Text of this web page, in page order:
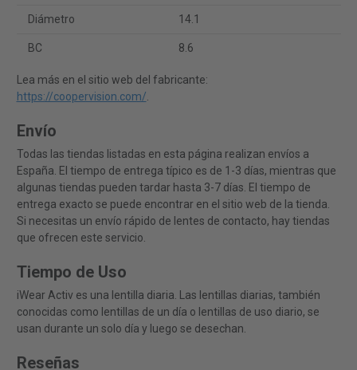
Diámetro 14.1
BC 8.6
Lea más en el sitio web del fabricante:
https://coopervision.com/.
Envío
Todas las tiendas listadas en esta página realizan envíos a
España. El tiempo de entrega típico es de 1-3 días, mientras que
algunas tiendas pueden tardar hasta 3-7 días. El tiempo de
entrega exacto se puede encontrar en el sitio web de la tienda.
Si necesitas un envío rápido de lentes de contacto, hay tiendas
que ofrecen este servicio.
Tiempo de Uso
iWear Activ es una lentilla diaria. Las lentillas diarias, también
conocidas como lentillas de un día o lentillas de uso diario, se
usan durante un solo día y luego se desechan.
Reseñas